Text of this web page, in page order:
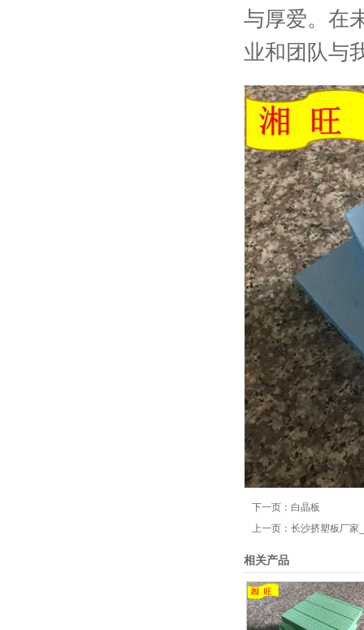
与厚爱。在
业和团队与
下一页： 白晶板
上一页： 长沙挤塑板厂家
相关产品